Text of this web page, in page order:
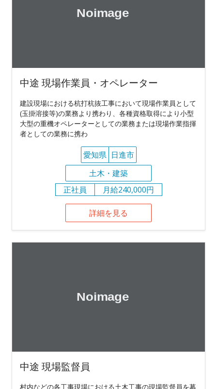
中途 現場作業員・オペレーター
建設現場における杭打杭抜工事において現場作業員として
(玉掛溶接等)の業務より携わり、各種資格取得により小型
大型の重機オペレーターとしての業務または現場作業指揮
者としての業務に携わ
愛知県 日進市
土木・建築
正社員
月給240,000円
詳細を見る
中途 現場監督員
村内などの各工事現場における土木工事の現場監督員を募